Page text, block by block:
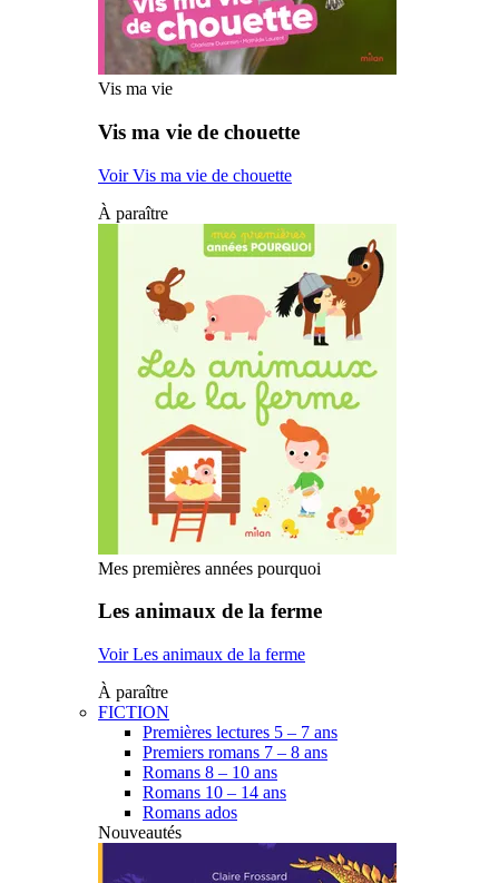
Vis ma vie
Vis ma vie de chouette
Voir Vis ma vie de chouette
À paraître
Mes premières années pourquoi
Les animaux de la ferme
Voir Les animaux de la ferme
À paraître
FICTION
Premières lectures 5 – 7 ans
Premiers romans 7 – 8 ans
Romans 8 – 10 ans
Romans 10 – 14 ans
Romans ados
Nouveautés